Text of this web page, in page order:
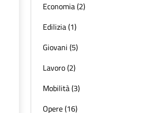
Economia (2)
Edilizia (1)
Giovani (5)
Lavoro (2)
Mobilità (3)
Opere (16)